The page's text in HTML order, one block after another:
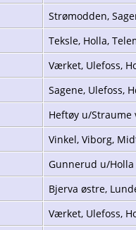
Strømodden,
Teksle, Holla,
Værket, Ulefoss,
Sagene, Ulefoss,
Heftøy u/Straume
Vinkel, Viborg,
Gunnerud u/
Bjerva østre,
Værket, Ulefoss,